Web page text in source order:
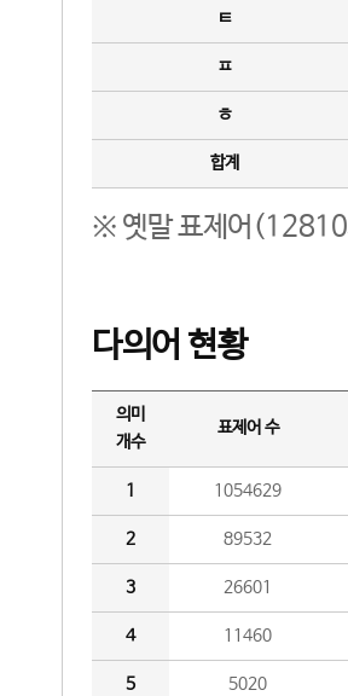
ㅌ
ㅍ
ㅎ
합계
※ 옛말 표제어(12810
다의어 현황
의미
개수
표제어 수
1 1054629
2 89532
3 26601
4 11460
5 5020